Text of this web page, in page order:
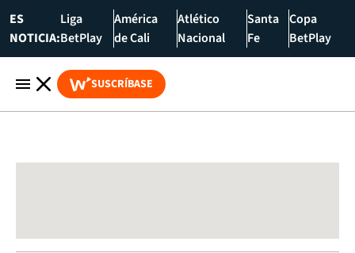
ES
NOTICIA:
Liga
BetPlay
América
de Cali
Atlético
Nacional
Santa
Fe
Copa
BetPlay
SUSCRÍBASE